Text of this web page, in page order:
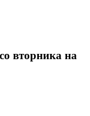
вторника на